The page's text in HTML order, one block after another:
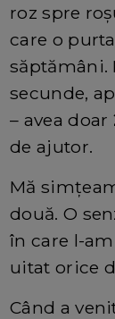
roz spre
care o
săptămâni.
secunde,
– avea doar
de ajutor.
Mă
două. O
în care l-
uitat orice
Când a